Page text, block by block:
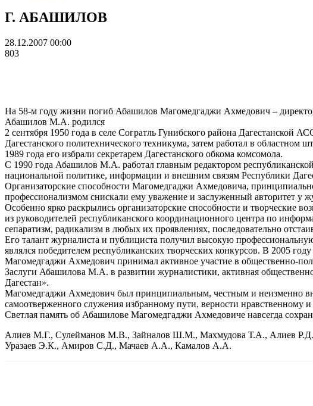
Г. АБАШИЛОВ
28.12.2007 00:00
803
На 58-м году жизни погиб Абашилов Магомедгаджи Ахмедович –
Абашилов М.А. родился
2 сентября 1950 года в селе Согратль Гунибского района Дагестанской
Дагестанского политехнического техникума, затем работал в
1989 года его избрали секретарем Дагестанского обкома комсомола.
С 1990 года Абашилов М.А. работал главным редактором
национальной политике, информации и внешним связям Республики
Организаторские способности Магомедгаджи Ахмедовича,
профессионализмом снискали ему уважение и заслуженный авторитет у
Особенно ярко раскрылись организаторские способности и
из руководителей республиканского координационного центра по
сепаратизм, радикализм в любых их проявлениях, последовательно
Его талант журналиста и публициста получил высокую
являлся победителем республиканских творческих конкурсов. В 2005
Магомедгаджи Ахмедович принимал активное участие в общественно-
Заслуги Абашилова М.А. в развитии журналистики, активная
Дагестан».
Магомедгаджи Ахмедович был принципиальным, честным и неизменно
самоотверженного служения избранному пути, верности нравственному
Светлая память об Абашилове Магомедгаджи Ахмедовиче навсегда
Алиев М.Г., Сулейманов М.В., Зайналов Ш.М., Махмудова Т.А., Алиев
Уразаев Э.К., Амиров С.Д., Мачаев А.А., Камалов А.А.